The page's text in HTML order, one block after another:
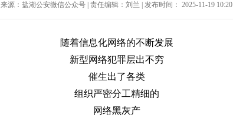
来源：盐湖公安微信公众号 | 责任编辑：刘兰 | 发布时间： 2025-11-19 10:20
随着信息化网络的不断发展
新型网络犯罪层出不穷
催生出了各类
组织严密分工精细的
网络黑灰产